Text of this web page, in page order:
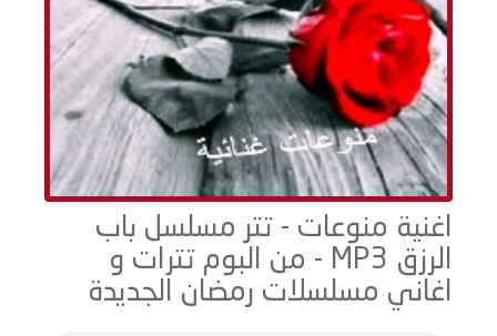
اغنية منوعات - تتر مسلسل باب
الرزق MP3 - من البوم تترات و
اغاني مسلسلات رمضان الجديدة